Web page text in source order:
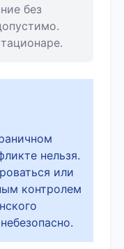
без
нельзя.
или
контролем